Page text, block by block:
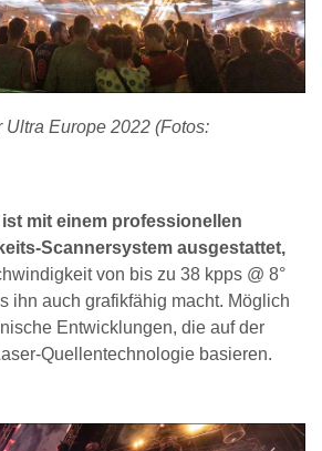
Ultra Europe 2022 (Fotos:
ist mit einem professionellen
Scannersystem ausgestattet,
von bis zu 38 kpps @ 8°
ihn auch grafikfähig macht. Möglich
Entwicklungen, die auf der
Quellentechnologie basieren.